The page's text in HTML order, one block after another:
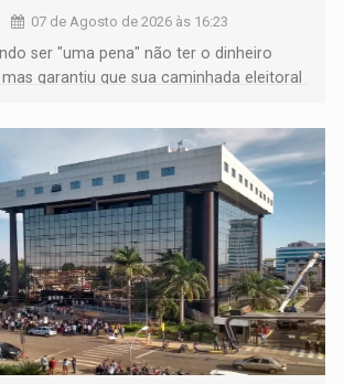
07 de Agosto de 2026 às 16:23
ser "uma pena" não ter o dinheiro
garantiu que sua caminhada eleitoral